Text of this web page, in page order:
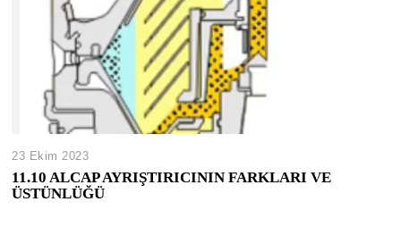
23 Ekim 2023
11.10 ALCAP AYRIŞTIRICININ FARKLARI VE
ÜSTÜNLÜĞÜ